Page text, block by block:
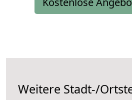
Weitere Stadt-/